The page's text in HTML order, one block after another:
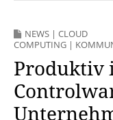
NEWS | CLOUD
COMPUTING |
Produktiv